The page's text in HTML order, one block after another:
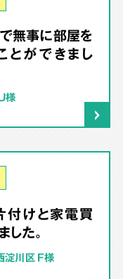
無事に部屋を
とができまし
様
付けと家電買
した。
淀川区 F様